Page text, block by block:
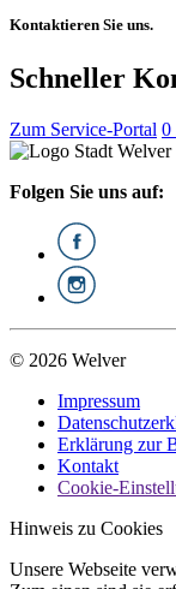
Kontaktieren Sie uns.
Schneller
Zum Service-Portal 0
Folgen Sie uns auf:
© 2026 Welver
Impressum
Erklärung zur
Kontakt
Cookie-
Hinweis zu Cookies
Unsere Webseite